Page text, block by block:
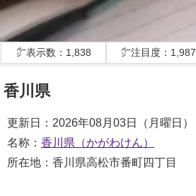
㌻表示数：1,838 ㌻注目度：1,987
香川県
更新日：2026年08月03日（月曜日）
名称： 香川県（かがわけん）
所在地：香川県高松市番町四丁目